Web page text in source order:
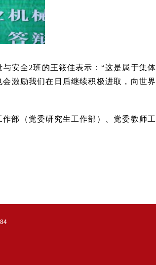
安全2班的王筱佳表示：“这是属于集体
激励我们在日后继续积极进取，向世界
部（党委研究生工作部）、党委教师工